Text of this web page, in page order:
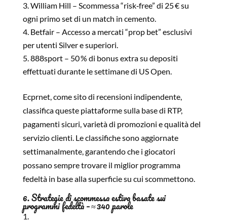
William Hill – Scommessa “risk‑free” di 25 € su
ogni primo set di un match in cemento.
Betfair – Accesso a mercati “prop bet” esclusivi
per utenti Silver e superiori.
888sport – 50 % di bonus extra su depositi
effettuati durante le settimane di US Open.
Ecprnet, come sito di recensioni indipendente,
classifica queste piattaforme sulla base di RTP,
pagamenti sicuri, varietà di promozioni e qualità del
servizio clienti. Le classifiche sono aggiornate
settimanalmente, garantendo che i giocatori
possano sempre trovare il miglior programma
fedeltà in base alla superficie su cui scommettono.
6. Strategie di scommessa estiva basate sui
programmi fedeltà – ≈ 340 parole